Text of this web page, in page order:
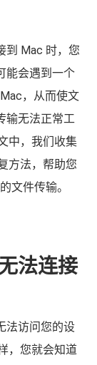
到 Mac 时，您
能会遇到一个
，从而使文
输无法正常工
中，我们收集
方法，帮助您
文件传输。
法连接
法访问您的设
，您就会知道